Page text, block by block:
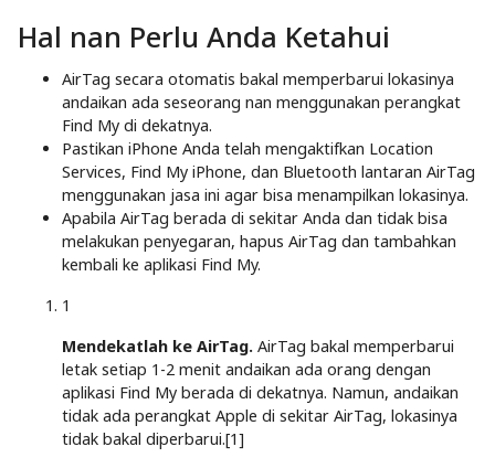
Hal nan Perlu Anda Ketahui
AirTag secara otomatis bakal memperbarui lokasinya
andaikan ada seseorang nan menggunakan perangkat
Find My di dekatnya.
Pastikan iPhone Anda telah mengaktifkan Location
Services, Find My iPhone, dan Bluetooth lantaran AirTag
menggunakan jasa ini agar bisa menampilkan lokasinya.
Apabila AirTag berada di sekitar Anda dan tidak bisa
melakukan penyegaran, hapus AirTag dan tambahkan
kembali ke aplikasi Find My.
1
Mendekatlah ke AirTag. AirTag bakal memperbarui
letak setiap 1-2 menit andaikan ada orang dengan
aplikasi Find My berada di dekatnya. Namun, andaikan
tidak ada perangkat Apple di sekitar AirTag, lokasinya
tidak bakal diperbarui.[1]